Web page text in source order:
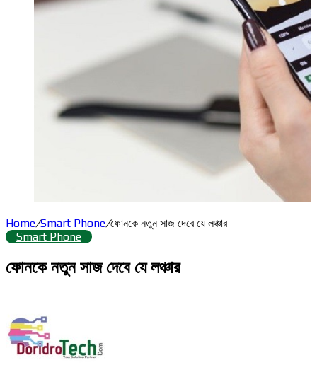
Home/Smart Phone/ফোনকে নতুন সাজ দেবে যে লঞ্চার
Smart Phone
ফোনকে নতুন সাজ দেবে যে লঞ্চার